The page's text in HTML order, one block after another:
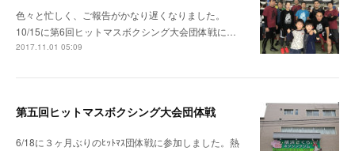
色々と忙しく、ご報告がかなり遅くなりました。
10/15に第6回ヒットマスボクシング大会団体戦に…
2017.11.01 05:09
第五回ヒットマスボクシング大会団体戦
6/18に３ヶ月ぶりのﾋｯﾄﾏｽ団体戦に参加しました。熱